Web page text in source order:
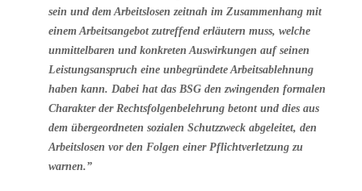
sein und dem Arbeitslosen zeitnah im Zusammenhang mit
einem Arbeitsangebot zutreffend erläutern muss, welche
unmittelbaren und konkreten Auswirkungen auf seinen
Leistungsanspruch eine unbegründete Arbeitsablehnung
haben kann. Dabei hat das BSG den zwingenden formalen
Charakter der Rechtsfolgenbelehrung betont und dies aus
dem übergeordneten sozialen Schutzzweck abgeleitet, den
Arbeitslosen vor den Folgen einer Pflichtverletzung zu
warnen.”